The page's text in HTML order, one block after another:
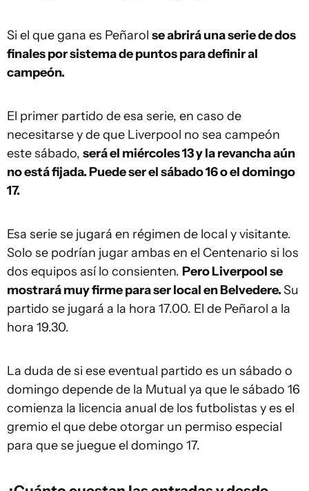
Si el que gana es Peñarol se abrirá una serie de dos
finales por sistema de puntos para definir al
campeón.
El primer partido de esa serie, en caso de
necesitarse y de que Liverpool no sea campeón
este sábado, será el miércoles 13 y la revancha aún
no está fijada. Puede ser el sábado 16 o el domingo
17.
Esa serie se jugará en régimen de local y visitante.
Solo se podrían jugar ambas en el Centenario si los
dos equipos así lo consienten. Pero Liverpool se
mostrará muy firme para ser local en Belvedere.Su
partido se jugará a la hora 17.00. El de Peñarol a la
hora 19.30.
La duda de si ese eventual partido es un sábado o
domingo depende de la Mutual ya que le sábado 16
comienza la licencia anual de los futbolistas y es el
gremio el que debe otorgar un permiso especial
para que se juegue el domingo 17.